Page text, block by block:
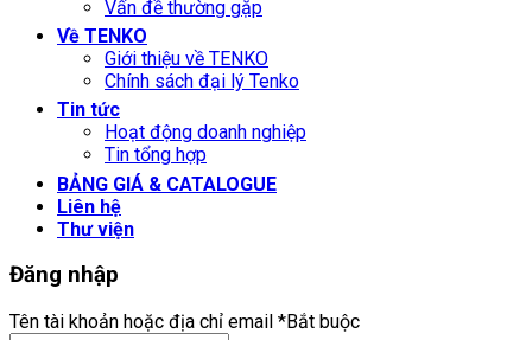
Vấn đề thường gặp
Về TENKO
Giới thiệu về TENKO
Chính sách đại lý Tenko
Tin tức
Hoạt động doanh nghiệp
Tin tổng hợp
BẢNG GIÁ & CATALOGUE
Liên hệ
Thư viện
Đăng nhập
Tên tài khoản hoặc địa chỉ email *Bắt buộc